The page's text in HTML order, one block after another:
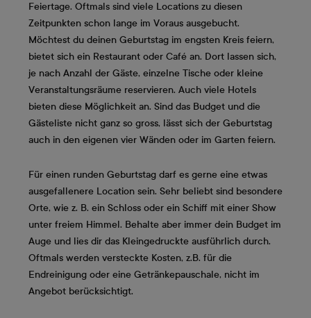
Feiertage. Oftmals sind viele Locations zu diesen
Zeitpunkten schon lange im Voraus ausgebucht.
Möchtest du deinen Geburtstag im engsten Kreis feiern,
bietet sich ein Restaurant oder Café an. Dort lassen sich,
je nach Anzahl der Gäste, einzelne Tische oder kleine
Veranstaltungsräume reservieren. Auch viele Hotels
bieten diese Möglichkeit an. Sind das Budget und die
Gästeliste nicht ganz so gross, lässt sich der Geburtstag
auch in den eigenen vier Wänden oder im Garten feiern.
Für einen runden Geburtstag darf es gerne eine etwas
ausgefallenere Location sein. Sehr beliebt sind besondere
Orte, wie z. B. ein Schloss oder ein Schiff mit einer Show
unter freiem Himmel. Behalte aber immer dein Budget im
Auge und lies dir das Kleingedruckte ausführlich durch.
Oftmals werden versteckte Kosten, z.B. für die
Endreinigung oder eine Getränkepauschale, nicht im
Angebot berücksichtigt.